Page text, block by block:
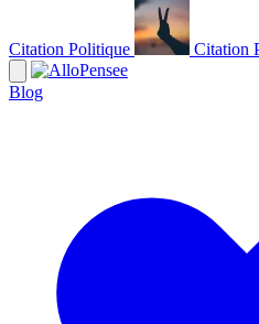
Citation Politique Citation
Blog